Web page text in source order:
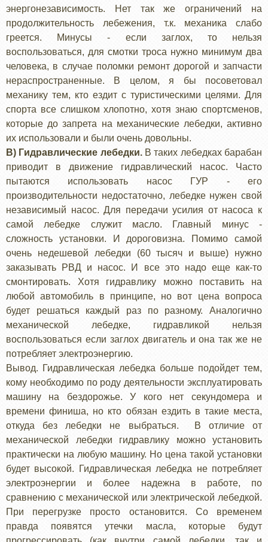
энергонезависимость. Нет так же ограничений на
продолжительность лебежения, т.к. механика слабо
греется. Минусы - если заглох, то нельзя
воспользоваться, для смотки троса нужно минимум два
человека, в случае поломки ремонт дорогой и запчасти
нераспространенные. В целом, я бы посоветовал
механику тем, кто ездит с туристическими целями. Для
спорта все слишком хлопотно, хотя знаю спортсменов,
которые до запрета на механические лебедки, активно
их использовали и были очень довольны.
В) Гидравлические лебедки.В таких лебедках барабан
приводит в движение гидравлический насос. Часто
пытаются использовать насос ГУР - его
производительности недостаточно, лебедке нужен свой
независимый насос. Для передачи усилия от насоса к
самой лебедке служит масло. Главный минус -
сложность установки. И дороговизна. Помимо самой
очень недешевой лебедки (60 тысяч и выше) нужно
заказывать РВД и насос. И все это надо еще как-то
смонтировать. Хотя гидравлику можно поставить на
любой автомобиль в принципе, но вот цена вопроса
будет решаться каждый раз по разному. Аналогично
механической лебедке, гидравликой нельзя
воспользоваться если заглох двигатель и она так же не
потребляет электроэнергию.
Вывод. Гидравлическая лебедка больше подойдет тем,
кому необходимо по роду деятельности эксплуатировать
машину на бездорожье. У кого нет секундомера и
времени финиша, но кто обязан ездить в такие места,
откуда без лебедки не выбраться. В отличие от
механической лебедки гидравлику можно установить
практически на любую машину. Но цена такой установки
будет высокой. Гидравлическая лебедка не потребляет
электроэнергии и более надежна в работе, по
сравнению с механической или электрической лебедкой.
При перегрузке просто остановится. Со временем
правда появятся утечки масла, которые будут